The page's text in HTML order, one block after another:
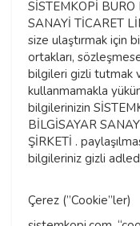
SİSTEMKOPİ
SANAYİ TİCARET
size ulaştırmak için
ortakları,
bilgileri gizli tutmak
kullanmamakla
bilgilerinizin
BİLGİSAYAR
ŞİRKETİ .
bilgileriniz gizli
Çerez (”Cookie”ler)